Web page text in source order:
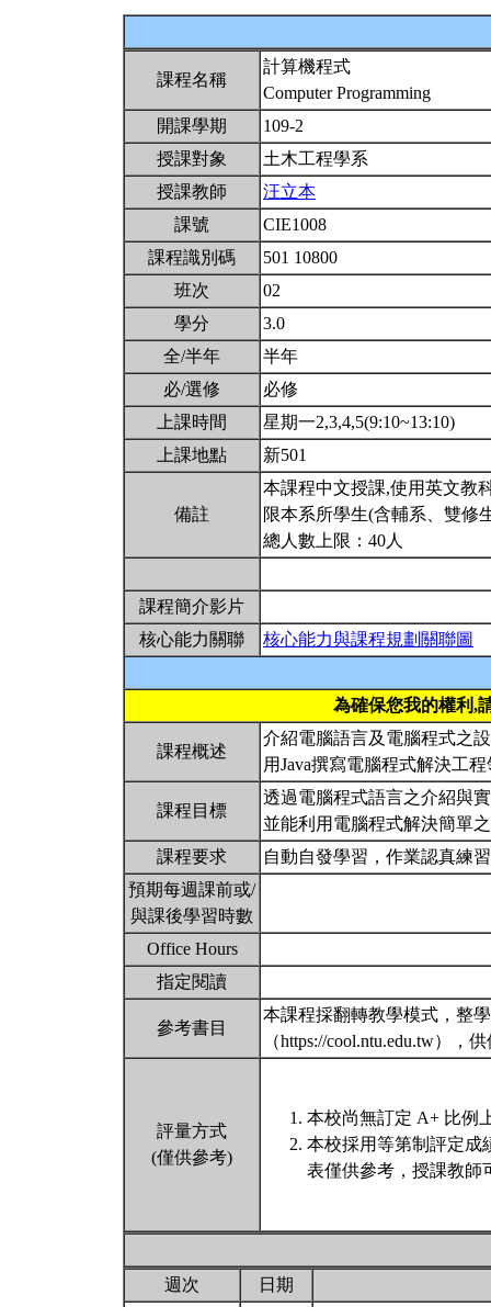
課程名稱
計算機程式
Computer Programming
開課學期
109-2
授課對象
土木工程學系
授課教師
汪立本
課號
CIE1008
課程識別碼
501 10800
班次
02
學分
3.0
全/半年
半年
必/選修
必修
上課時間
星期一2,3,4,5(9:10~13:10)
上課地點
新501
備註
本課程中文授課,使用英文教
限本系所學生(含輔系、雙修
總人數上限：40人
課程簡介影片
核心能力關聯
核心能力與課程規劃關聯圖
為確保您我的權利,
課程概述
介紹電腦語言及電腦程式之
用Java撰寫電腦程式解決工
課程目標
透過電腦程式語言之介紹與
並能利用電腦程式解決簡單
課程要求
自動自發學習，作業認真練
預期每週課前或/
與課後學習時數
Office Hours
指定閱讀
參考書目
本課程採翻轉教學模式，整
（https://cool.ntu.edu.tw）
評量方式
(僅供參考)
本校尚無訂定 A+ 比例
本校採用等第制評定成
表僅供參考，授課教師
週次 日期